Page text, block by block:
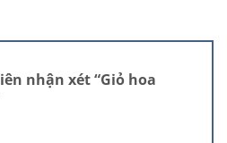
nhận xét “Giỏ hoa